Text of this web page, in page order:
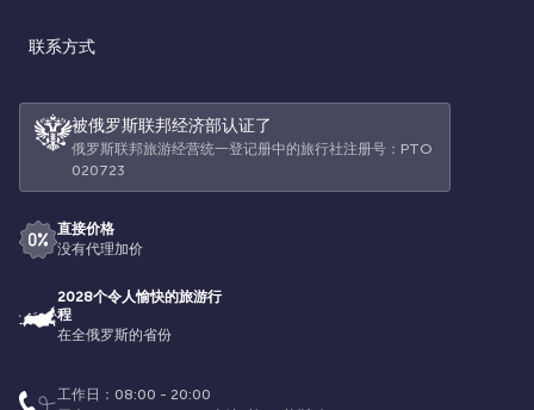
联系方式
被俄罗斯联邦经济部认证了
俄罗斯联邦旅游经营统一登记册中的旅行社注册号：РТО
020723
直接价格
没有代理加价
2028个令人愉快的旅游行
程
在全俄罗斯的省份
工作日：08:00 - 20:00